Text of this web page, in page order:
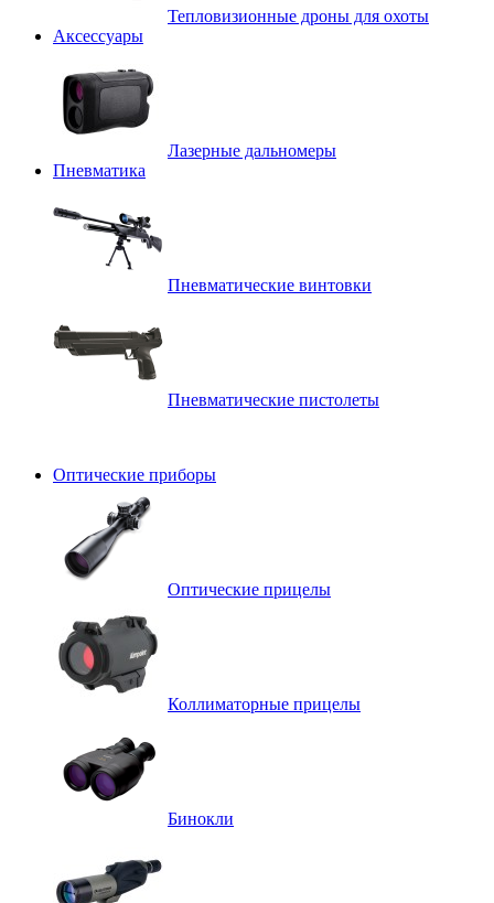
Тепловизионные дроны для охоты
Аксессуары
Лазерные дальномеры
Пневматика
Пневматические винтовки
Пневматические пистолеты
Оптические приборы
Оптические прицелы
Коллиматорные прицелы
Бинокли